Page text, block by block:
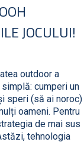
JOCULUI!
outdoor a
cumperi un
speri (să ai noroc)
oameni. Pentru
de mai sus
tehnologia